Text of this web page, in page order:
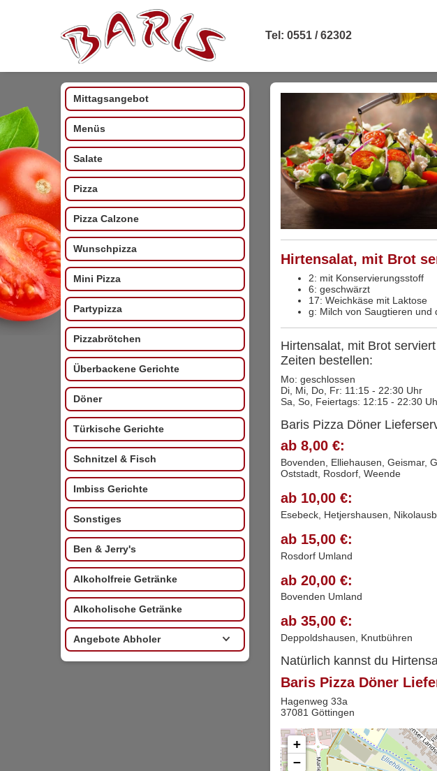
Tel: 0551 / 62302
Mittagsangebot
Menüs
Salate
Pizza
Pizza Calzone
Wunschpizza
Mini Pizza
Partypizza
Pizzabrötchen
Überbackene Gerichte
Döner
Türkische Gerichte
Schnitzel & Fisch
Imbiss Gerichte
Sonstiges
Ben & Jerry's
Alkoholfreie Getränke
Alkoholische Getränke
Angebote Abholer
Hirtensalat, mit Brot
2: mit Konservierungsstoff
6: geschwärzt
17: Weichkäse mit Laktose
g: Milch von Saugtieren und
Hirtensalat, mit Brot
Zeiten bestellen:
Mo: geschlossen
Di, Mi, Do, Fr: 11:15 - 22:30 Uhr
Sa, So, Feiertags: 12:15 - 22:30
Baris Pizza Döner
ab 8,00 €:
Bovenden, Elliehausen, Geismar,
Oststadt, Rosdorf, Weende
ab 10,00 €:
Esebeck, Hetjershausen,
ab 15,00 €:
Rosdorf Umland
ab 20,00 €:
Bovenden Umland
ab 35,00 €:
Deppoldshausen, Knutbühren
Natürlich kannst du
Baris Pizza Döner
Hagenweg 33a
37081 Göttingen
+
−